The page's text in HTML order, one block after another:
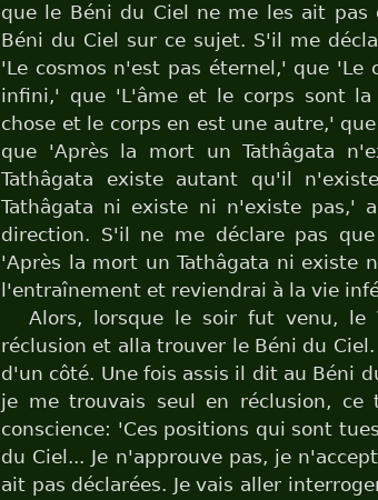
que le Béni du Ciel ne me les ait pas
Béni du Ciel sur ce sujet. S'il me
'Le cosmos n'est pas éternel,' que 'Le
infini,' que 'L'âme et le corps sont
chose et le corps en est une autre,'
que 'Après la mort un Tathâgata
Tathâgata existe autant qu'il
Tathâgata ni existe ni n'existe pas,'
direction. S'il ne me déclare pas
'Après la mort un Tathâgata ni existe
l'entraînement et reviendrai à la vie
Alors, lorsque le soir fut venu, le
réclusion et alla trouver le Béni du
d'un côté. Une fois assis il dit au Béni
je me trouvais seul en réclusion, ce
conscience: 'Ces positions qui sont
du Ciel... Je n'approuve pas, je
ait pas déclarées. Je vais aller